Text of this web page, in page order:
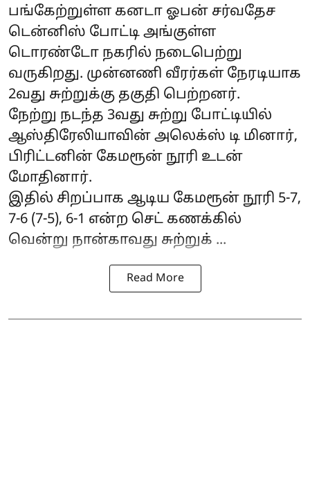
பங்கேற்றுள்ள கனடா ஓபன் சர்வதேச
டென்னிஸ் போட்டி அங்குள்ள
டொரண்டோ நகரில் நடைபெற்று
வருகிறது. முன்னணி வீரர்கள் நேரடியாக
2வது சுற்றுக்கு தகுதி பெற்றனர்.
நேற்று நடந்த 3வது சுற்று போட்டியில்
ஆஸ்திரேலியாவின் அலெக்ஸ் டி மினார்,
பிரிட்டனின் கேமரூன் நூரி உடன்
மோதினார்.
இதில் சிறப்பாக ஆடிய கேமரூன் நூரி 5-7,
7-6 (7-5), 6-1 என்ற செட் கணக்கில்
வென்று நான்காவது சுற்றுக் ...
Read More